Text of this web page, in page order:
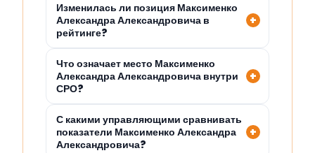
Изменилась ли позиция Максименко
Александра Александровича в
рейтинге?
Что означает место Максименко
Александра Александровича внутри
СРО?
С какими управляющими сравнивать
показатели Максименко Александра
Александровича?